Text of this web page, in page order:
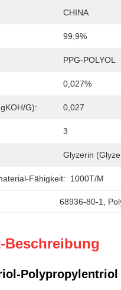
CHINA
99,9%
PPG-POLYOL
0,027%
g): 0,027
3
Glyzerin
Fähigkeit: 1000T/M
68936-80-1
Beschreibung
Polypropylentriol